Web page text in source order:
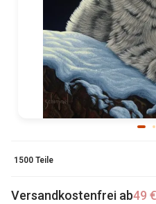
1500 Teile
Versandkostenfrei ab49